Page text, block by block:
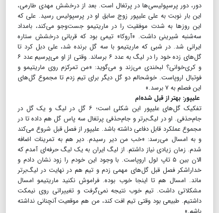
دور، دور پرسپولیسی‌ها در پرتغال است. بعد از درخشش مهدی طارمی،
این بار نوبت به علی علیپور زوج سابق او در پرسپولیس رسید. علی که
این روزها به شدت موفقیت را در ماریتیمو جست‌وجو می‌کند، بامداد
سه‌شنبه‌ شیرینی داشت. «آروکا» تیمی بود که قربانی درخشش ستاره
ایرانی شد. در شبی که ماریتیمو با سه گل برنده شد، علی دبل کرد تا
گل‌های زده خود را در لیگ به عدد ۶ برساند. وقتی از او می‌پرسیم عدد ۶
و کری‌خوانی؟ لبخندی می‌زند و می‌گوید: «من تمرکزم روی ماریتیمو و
فوتبال اروپاست. خوشحالم دو گل دیگر برای تیم زدم تا مجموع گل‌های
این فصلم به ۷ برسد.»
علیپور: بهتر از قبل شده‌ام
تفکیک گل‌های علیپور این شکلی است؛ ۶ گل در لیگ و یک گل در
جام‌حذفی. او در لیگ‌برتر و جام‌حذفی پرتغال سه پاس گل هم داده تا در
مجموع عملکرد قابل دفاعی داشته باشد. علیپور از فصل قبل شروع می‌کند
و به امسال می‌رسد: «خب من دیر رسیدم. دیر هم به تمرینات اضافه
شدم. زمان زیادی نیاز داشتم. از لیگ ایران به یک لیگ حرفه‌ای آمدم که
الان بین ۵ تاپ لول اروپاست. با وجود این خودم را زود نشان دادم و
خداراشکر فصل قبل گل‌های مهمی زدم و تیم هم در نهایت در لیگ‌برتر
ماند. امسال هم تا اینجا خوب بوده. فراموش نکنید ماریتیمو امسال
مشکلاتی داشت. تیم خوب نتیجه نمی‌گرفت و تغییراتی روی نیمکت
داشتیم. طبیعی بود وقتی تیم افت کند، من هم موقعیت آنچنانی نداشته